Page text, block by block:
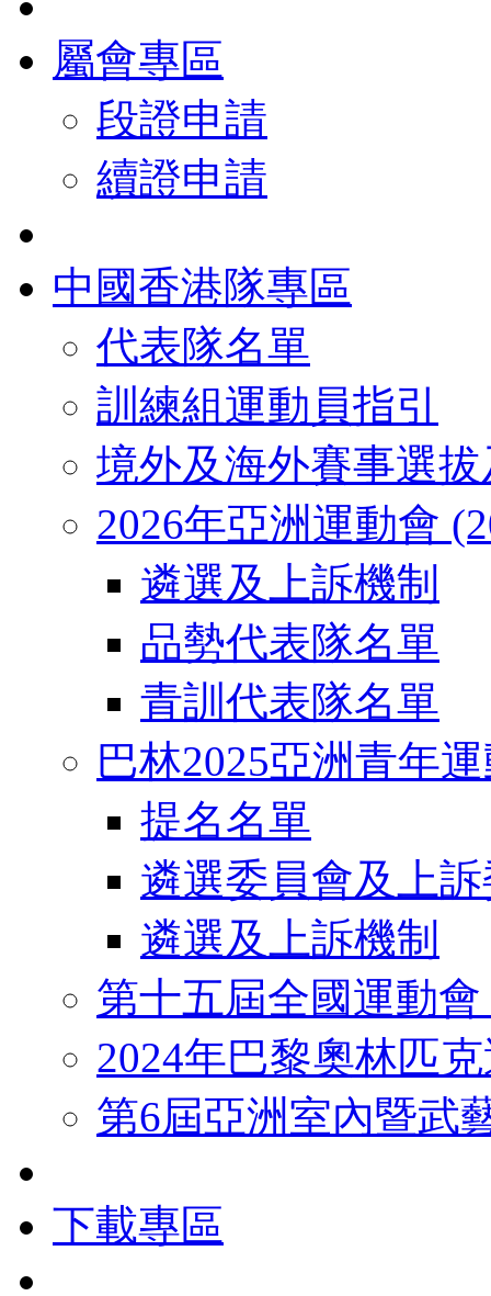
屬會專區
段證申請
續證申請
中國香港隊專區
代表隊名單
訓練組運動員指引
境外及海外賽事選
2026年亞洲運動會
遴選及上訴機制
品勢代表隊名單
青訓代表隊名單
巴林2025亞洲青年
提名名單
遴選委員會及上
遴選及上訴機制
第十五屆全國運動
2024年巴黎奧林匹
第6屆亞洲室內暨武
下載專區